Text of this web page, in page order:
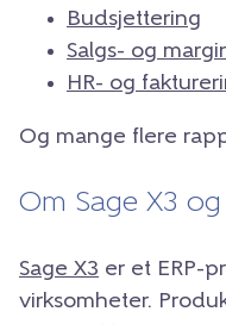
Budsjettering
Salgs- og
HR- og
Og mange flere
Om Sage X3
Sage X3 er et ERP-
virksomheter.